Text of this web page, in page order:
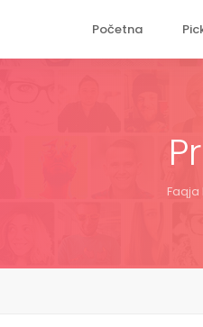
Početna